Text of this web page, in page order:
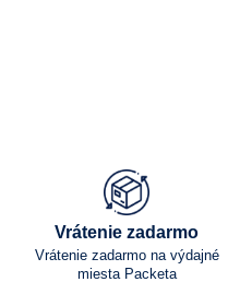
Vrátenie zadarmo
Vrátenie zadarmo na výdajné
miesta Packeta